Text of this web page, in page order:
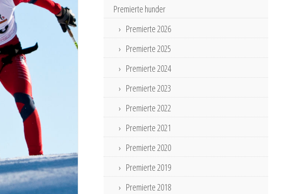
Premierte hunder
Premierte 2026
Premierte 2025
Premierte 2024
Premierte 2023
Premierte 2022
Premierte 2021
Premierte 2020
Premierte 2019
Premierte 2018